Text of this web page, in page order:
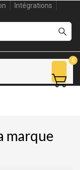
Intégrations
0
marque